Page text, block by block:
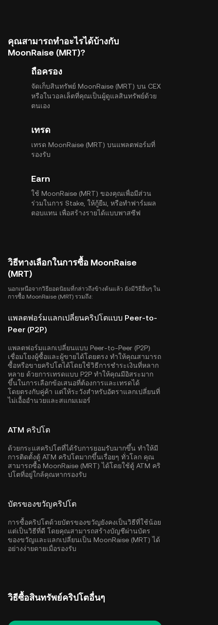
คุณสามารถทำอะไรได้บ้างกับ
MoonRaise (MRT)?
ถือครอง
จัดเก็บสินทรัพย์ MoonRaise (MRT) บน CEX
หรือในวอลเล็ตที่คุณเป็นผู้ดูแลสินทรัพย์ด้วย
ตนเอง
เทรด
เทรด MoonRaise (MRT) บนแพลตฟอร์มที่
รองรับ
Earn
ใช้ MoonRaise (MRT) ของคุณเพื่อมีส่วน
ร่วมในการ Stake, ให้กู้ยืม, หรือทำฟาร์มผล
ตอบแทน เพื่อสร้างรายได้แบบพาสซีฟ
วิธีทางเลือกในการซื้อ MoonRaise
(MRT)
นอกเหนือจากวิธียอดนิยมที่กล่าวถึงข้างต้นแล้ว ยังมีวิธีอื่นๆ ใน
การซื้อ MoonRaise (MRT) รวมถึง:
แพลตฟอร์มแลกเปลี่ยนคริปโตแบบ Peer-to-
Peer (P2P)
แพลตฟอร์มแลกเปลี่ยนแบบ Peer-to-Peer (P2P)
เชื่อมโยงผู้ซื้อและผู้ขายได้โดยตรง ทำให้คุณสามารถ
ซื้อหรือขายคริปโตได้โดยใช้วิธีการชำระเงินที่หลาก
หลาย ด้วยการเทรดแบบ P2P ทำให้คุณมีอิสระมาก
ขึ้นในการเลือกข้อเสนอที่ต้องการและเทรดได้
โดยตรงกับคู่ค้า แต่ให้ระวังสำหรับอัตราแลกเปลี่ยนที่
ไม่เอื้ออำนวยและสแกมเมอร์
ATM คริปโต
ด้วยกระแสคริปโตที่ได้รับการยอมรับมากขึ้น ทำให้มี
การติดตั้งตู้ ATM คริปโตมากขึ้นเรื่อยๆ ทั่วโลก คุณ
สามารถซื้อ MoonRaise (MRT) ได้โดยใช้ตู้ ATM คริ
ปโตที่อยู่ใกล้คุณหากรองรับ
บัตรของขวัญคริปโต
การซื้อคริปโตด้วยบัตรของขวัญยังคงเป็นวิธีที่ใช้น้อย
แต่เป็นวิธีที่ดี โดยคุณสามารถสร้างบัญชีผ่านบัตร
ของขวัญและแลกเปลี่ยนเป็น MoonRaise (MRT) ได้
อย่างง่ายดายเมื่อรองรับ
วิธีซื้อสินทรัพย์คริปโตอื่นๆ